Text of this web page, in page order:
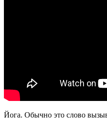
Йога. Обычно это слово